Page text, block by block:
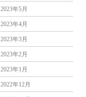
2023年5月
2023年4月
2023年3月
2023年2月
2023年1月
2022年12月